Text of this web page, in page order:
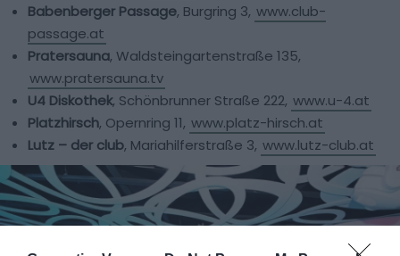
Babenberger Passage, Burgring 3, www.club-
passage.at
Pratersauna, Waldsteingartenstraße 135,
www.pratersauna.tv
U4 Diskothek, Schönbrunner Straße 222, www.u-4.at
Platzhirsch, Opernring 11, www.platz-hirsch.at
Lutz – der club, Mariahilferstraße 3, www.lutz-club.at